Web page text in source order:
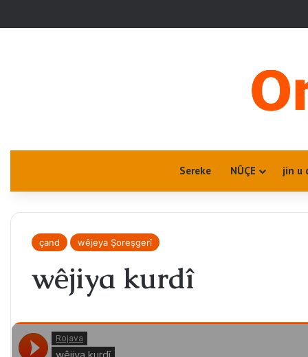
Sereke NÛÇE jin u
çand wêjeya Şoreşgerî
wêjiya kurdî